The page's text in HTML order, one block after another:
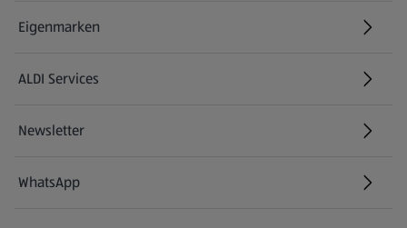
Eigenmarken
ALDI Services
Newsletter
WhatsApp